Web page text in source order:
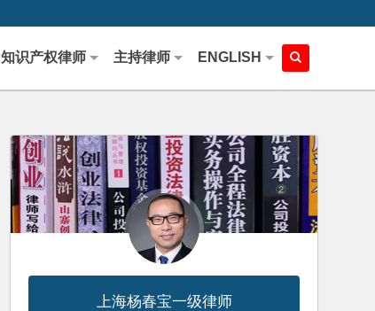
知识产权律师 主持律师 ENGLISH
上海杨春宝一级律师